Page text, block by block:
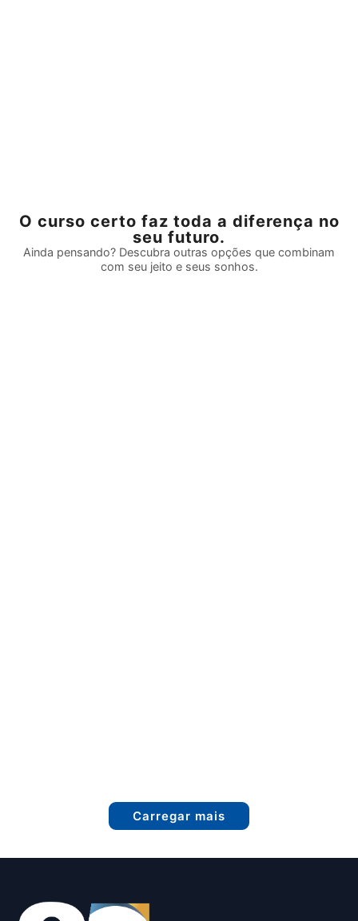
O curso certo faz toda a diferença no
seu futuro.
Ainda pensando? Descubra outras opções que combinam
com seu jeito e seus sonhos.
Carregar mais